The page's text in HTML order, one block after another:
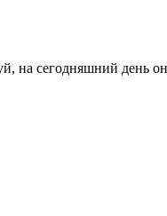
на сегодняшний день